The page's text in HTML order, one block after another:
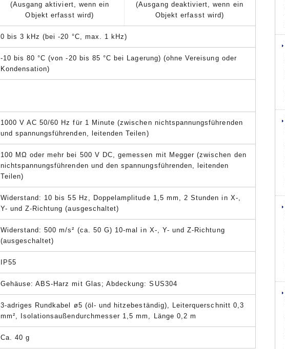
(Ausgang aktiviert, wenn ein
Objekt erfasst wird)
(Ausgang deaktiviert, wenn ein
Objekt erfasst wird)
0 bis 3 kHz (bei -20 °C, max. 1 kHz)
-10 bis 80 °C (von -20 bis 85 °C bei Lagerung) (ohne Vereisung oder
Kondensation)
1000 V AC 50/60 Hz für 1 Minute (zwischen nichtspannungsführenden
und spannungsführenden, leitenden Teilen)
100 MΩ oder mehr bei 500 V DC, gemessen mit Megger (zwischen den
nichtspannungsführenden und den spannungsführenden, leitenden
Teilen)
Widerstand: 10 bis 55 Hz, Doppelamplitude 1,5 mm, 2 Stunden in X-,
Y- und Z-Richtung (ausgeschaltet)
Widerstand: 500 m/s² (ca. 50 G) 10-mal in X-, Y- und Z-Richtung
(ausgeschaltet)
IP55
Gehäuse: ABS-Harz mit Glas; Abdeckung: SUS304
3-adriges Rundkabel ø5 (öl- und hitzebeständig), Leiterquerschnitt 0,3
mm², Isolationsaußendurchmesser 1,5 mm, Länge 0,2 m
Ca. 40 g